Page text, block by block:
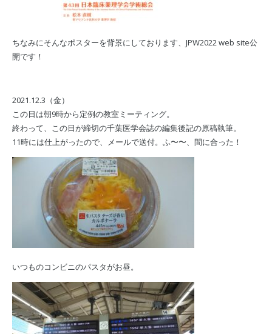
ちなみにそんなポスターを背景にしております、JPW2022 web site公
開です！
2021.12.3（金）
この日は朝9時から定例の教室ミーティング。
終わって、この日が締切の千葉医学会誌の編集後記の原稿執筆。
11時には仕上がったので、メールで送付。ふ〜〜、間に合った！
いつものコンビニのパスタがお昼。